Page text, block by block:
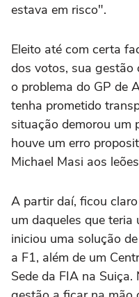
estava em risco".
Eleito até com certa
dos votos, sua gestão
o problema do GP de
tenha prometido
situação demorou um
houve um erro
Michael Masi aos
A partir daí, ficou
um daqueles que
iniciou uma solução
a F1, além de um
Sede da FIA na